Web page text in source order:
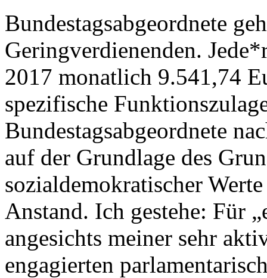
Bundestagsabgeordnete
Geringverdienenden.
2017 monatlich 9.541,74
spezifische
Bundestagsabgeordnete
auf der Grundlage des
sozialdemokratischer
Anstand. Ich gestehe: Für
angesichts meiner sehr
engagierten